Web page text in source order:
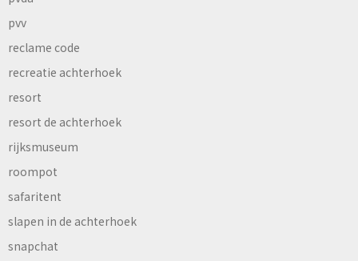
pvv
reclame code
recreatie achterhoek
resort
resort de achterhoek
rijksmuseum
roompot
safaritent
slapen in de achterhoek
snapchat